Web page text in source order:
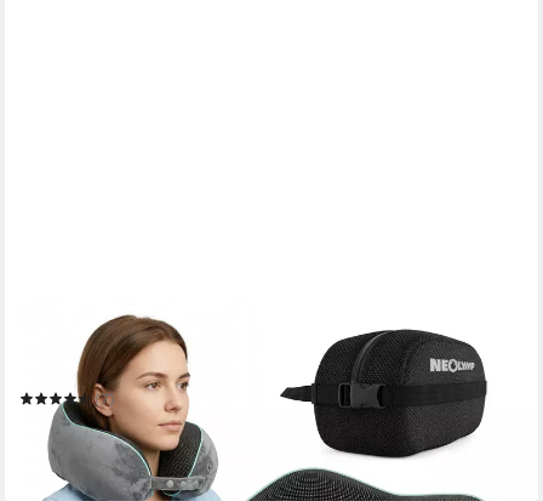
Nackenkissen Flugzeug mit Kinnstütze verhindert Vorfallen des
Kopfes – Reisekissen
(7)
19,99 € UVP49,99 €
-60%
in 2-3 Werktagen bei dir